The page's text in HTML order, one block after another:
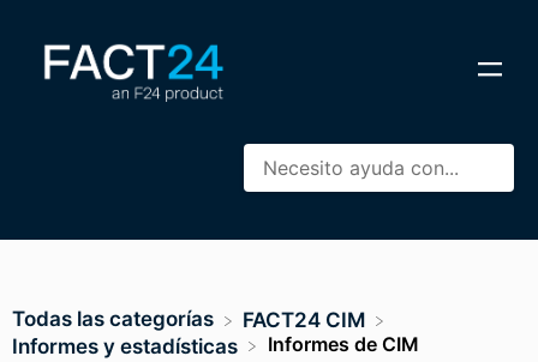
Todas las categorías
​FACT24 CIM
​Informes y estadísticas
Informes de CIM